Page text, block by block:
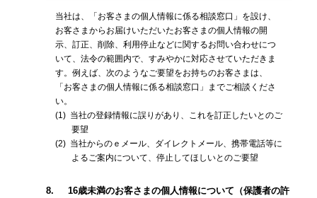
当社は、「お客さまの個人情報に係る相談窓口」を設け、
お客さまからお届けいただいたお客さまの個人情報の開
示、訂正、削除、利用停止などに関するお問い合わせにつ
いて、法令の範囲内で、すみやかに対応させていただきま
す。例えば、次のようなご要望をお持ちのお客さまは、
「お客さまの個人情報に係る相談窓口」までご相談くださ
い。
(1) 当社の登録情報に誤りがあり、これを訂正したいとのご
要望
(2) 当社からのｅメール、ダイレクトメール、携帯電話等に
よるご案内について、停止してほしいとのご要望
8.
16歳未満のお客さまの個人情報について（保護者の許